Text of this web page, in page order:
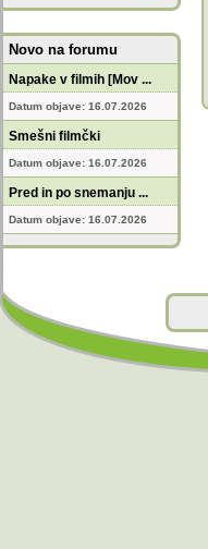
Novo na forumu
Napake v filmih [Mov ...
Datum objave: 16.07.2026
Smešni filmčki
Datum objave: 16.07.2026
Pred in po snemanju ...
Datum objave: 16.07.2026